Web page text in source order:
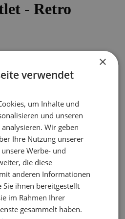
- Retro
- Eichenfurnier
×
verwendet
um Inhalte und
und unseren
Wir geben
Ihre Nutzung unserer
Werbe- und
die diese
anderen Informationen
ihnen bereitgestellt
im Rahmen Ihrer
gesammelt haben.